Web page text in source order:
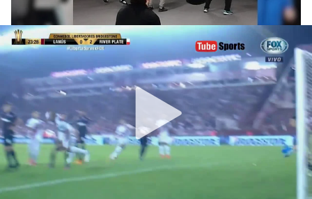
Un gimnasio pensado a pedido de los
deportistas
Dos plantas de interior que